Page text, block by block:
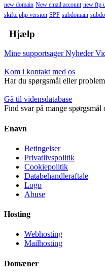
new domain New email account new ftp
skifte php version SPF subdomain
Hjælp
Mine supportsagerNyheder
Kom i kontakt med os
Har du spørgsmål eller
Gå til vidensdatabase
Find svar på mange
Enavn
Betingelser
Privatlivspolitik
Cookiepolitik
Databehandleraftale
Logo
Abuse
Hosting
Webhosting
Mailhosting
Domæner